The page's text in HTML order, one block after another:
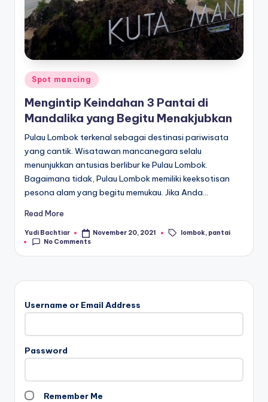
Posted
in
Spot mancing
Mengintip Keindahan 3 Pantai di
Mandalika yang Begitu Menakjubkan
Pulau Lombok terkenal sebagai destinasi pariwisata
yang cantik. Wisatawan mancanegara selalu
menunjukkan antusias berlibur ke Pulau Lombok.
Bagaimana tidak, Pulau Lombok memiliki keeksotisan
pesona alam yang begitu memukau. Jika Anda…
Read More
Posted
by
Yudi Bachtiar November 20, 2021
Tags:
lombok, pantai
No Comments
Username or Email Address
Password
Remember Me